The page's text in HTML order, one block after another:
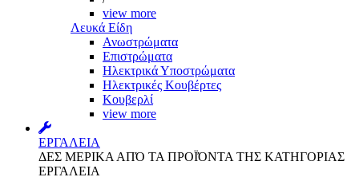
view more
Λευκά Είδη
Ανωστρώματα
Επιστρώματα
Ηλεκτρικά Υποστρώματα
Ηλεκτρικές Κουβέρτες
Κουβερλί
view more
ΕΡΓΑΛΕΙΑ
ΔΕΣ ΜΕΡΙΚΑ ΑΠΌ ΤΑ ΠΡΟΪΌΝΤΑ ΤΗΣ ΚΑΤΗΓΟΡΙΑΣ
ΕΡΓΑΛΕΙΑ